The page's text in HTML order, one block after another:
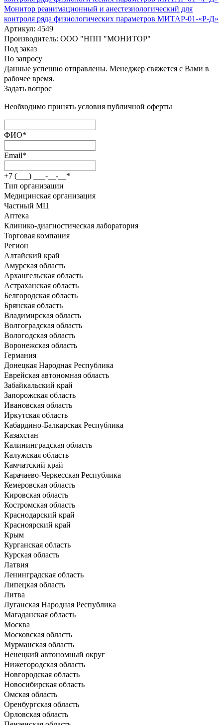
Монитор реанимационный и анестезиологический для
контроля ряда физиологических параметров МИТАР-01-«Р-Д»
Артикул: 4549
Производитель: ООО "НПП "МОНИТОР"
Под заказ
По запросу
Данные успешно отправлены. Менеджер свяжется с Вами в
рабочее время.
Задать вопрос
Необходимо принять условия публичной оферты
ФИО*
Email*
+7 (___) ___-__-__ *
Тип организации
Медицинская организация
Частный МЦ
Аптека
Клинико-диагностическая лаборатория
Торговая компания
Регион
Алтайский край
Амурская область
Архангельская область
Астраханская область
Белгородская область
Брянская область
Владимирская область
Волгоградская область
Вологодская область
Воронежская область
Германия
Донецкая Народная Республика
Еврейская автономная область
Забайкальский край
Запорожская область
Ивановская область
Иркутская область
Кабардино-Балкарская Республика
Казахстан
Калининградская область
Калужская область
Камчатский край
Карачаево-Черкесская Республика
Кемеровская область
Кировская область
Костромская область
Краснодарский край
Красноярский край
Крым
Курганская область
Курская область
Латвия
Ленинградская область
Липецкая область
Литва
Луганская Народная Республика
Магаданская область
Москва
Московская область
Мурманская область
Ненецкий автономный округ
Нижегородская область
Новгородская область
Новосибирская область
Омская область
Оренбургская область
Орловская область